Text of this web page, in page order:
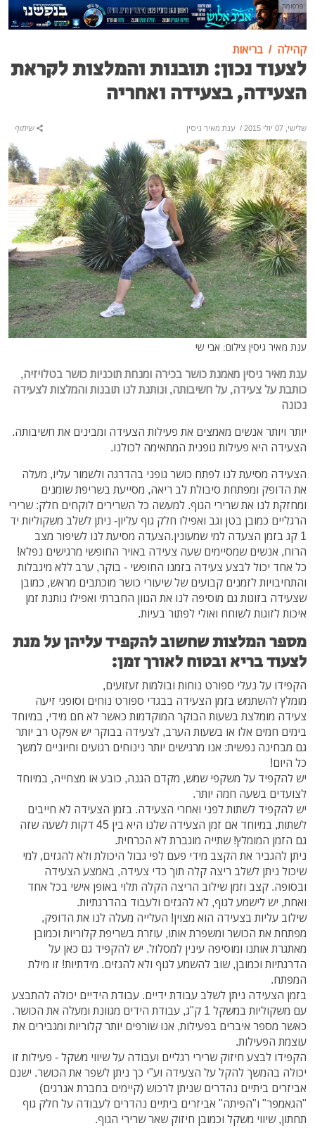
פרסומת
קהילה בריאות
לצעוד נכון: תובנות והמלצות לקראת
הצעידה, בצעידה ואחריה
שלישי, 07 יולי 2015 / ענת מאיר גיסין שיתוף
ענת מאיר גיסין צילום: אבי שי
ענת מאיר גיסין מאמנת כושר בכירה ומנחת תוכניות כושר בטלויזיה,
כותבת על צעידה, על חשיבותה, ונותנת לנו תובנות והמלצות לצעידה
נכונה
יותר ויותר אנשים מאמצים את פעילות הצעידה ומבינים את חשיבותה.
הצעידה היא פעילות גופנית המתאימה לכולנו.
הצעידה מסיעת לנו לפתח כושר גופני בהדרגה ולשמור עליו, מעלה
את הדופק ומפתחת סיבולת לב ריאה, מסייעת בשריפת שומנים
ומחזקת לנו את שרירי הגוף. למעשה כל השרירים לוקחים חלק: שרירי
הרגליים כמובן בטן וגב ואפילו חלק גוף עליון- ניתן לשלב משקוליות יד
1 קג בזמן הצעדה למי שמעונין.הצעדה מסיעת לנו לשיפור מצב
הרוח, אנשים שמסיימים שעה צעידה באויר החופשי מרגישים נפלא!
כל אחד יכול לבצע צעידה בזמנו החופשי - בוקר, ערב ללא מיגבלות
והתחיבויות לזמנים קבועים של שיעורי כושר מוכתבים מראש, כמובן
שצעידה בזוגות גם מוסיפה לנו את הגוון החברתי ואפילו נותנת זמן
איכות לזוגות לשוחח ואולי לפתור בעיות.
מספר המלצות שחשוב להקפיד עליהן על מנת
לצעוד בריא ובטוח לאורך זמן:
הקפידו על נעלי ספורט נוחות ובולמות זעזועים,
מומלץ להשתמש בזמן הצעידה בבגדי ספורט נוחים וסופגי זיעה
צעידה מומלצת בשעות הבוקר המוקדמות כאשר לא חם מידי, במיוחד
בימים חמים אלו או בשעות הערב, לצעידה בבוקר יש אפקט רב יותר
גם מבחינה נפשית: אנו מרגישים יותר נינוחים רגועים וחיוניים למשך
כל היום!
יש להקפיד על משקפי שמש, מקדם הגנה, כובע או מצחייה, במיוחד
לצועדים בשעה חמה יותר.
יש להקפיד לשתות לפני ואחרי הצעידה. בזמן הצעידה לא חייבים
לשתות, במיוחד אם זמן הצעידה שלנו היא בין 45 דקות לשעה שזה
גם הזמן המומלץ! שתייה מוגברת לא הכרחית.
ניתן להגביר את הקצב מידי פעם לפי גבול היכולת ולא להגזים, למי
שיכול ניתן לשלב ריצה קלה תוך כדי צעידה, באמצע הצעידה
ובסופה. קצב וזמן שילוב הריצה הקלה תלוי באופן אישי בכל אחד
ואחת, יש לישמע לגוף, לא להגזים ולעבוד בהדרגתיות.
שילוב עליות בצעידה הוא מצוין! העלייה מעלה לנו את הדופק,
מפתחת את הכושר ומשפרת אותו, עוזרת בשריפת קלוריות וכמובן
מאתגרת אותנו ומוסיפה עינין למסלול. יש להקפיד גם כאן על
הדרגתיות וכמובן, שוב להשמע לגוף ולא להגזים. מידתיות! זו מילת
המפתח.
בזמן הצעידה ניתן לשלב עבודת ידיים. עבודת הידיים יכולה להתבצע
עם משקוליות במשקל 1 ק"ג, עבודת הידים מגוונת ומעלה את הכושר.
כאשר מספר איברים בפעילות, אנו שורפים יותר קלוריות ומגבירים את
עוצמת הפעילות.
הקפידו לבצע חיזוק שרירי רגליים ועבודה על שיווי משקל - פעילות זו
יכולה בהמשך להקל על הצעידה וע"י כך ניתן לשפר את הכושר. ישנם
אביזרים ביתיים נהדרים שניתן לרכוש (קיימים בחברת אנרגים)
"הגאמפר" ו"הפיתה" אביזרים ביתיים נהדרים לעבודה על חלק גוף
תחתון, שיווי משקל וכמובן חיזוק שאר שרירי הגוף.